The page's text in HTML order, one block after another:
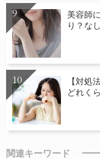
美容師
り？な
【対処
どれく
関連キーワード